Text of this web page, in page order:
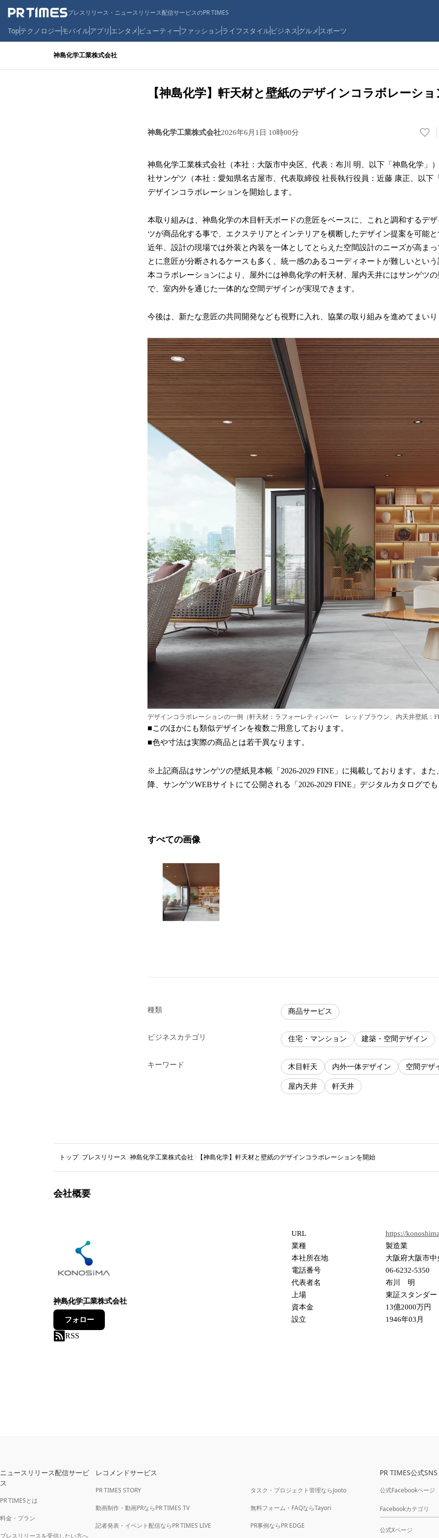
プレスリリース・ニュースリリース配信サービスのPR TIMES
Topテクノロジーモバイルアプリ エンタメ ビューティーファッションライフスタイルビジネス グルメ スポーツ
神島化学工業株式会社
【神島化学】軒天材と壁紙のデザインコラボレーシ
神島化学工業株式会社2026年6月1日 10時00分
い
！
数
込
み
中
で
す
神島化学工業株式会社（本社：大阪市中央区、代表：布川 明、以下「神島化学」
社サンゲツ（本社：愛知県名古屋市、代表取締役 社⻑執⾏役員：近藤 康正、以下
デザインコラボレーションを開始します。
本取り組みは、神島化学の木目軒天ボードの意匠をベースに、これと調和するデ
ツが商品化する事で、エクステリアとインテリアを横断したデザイン提案を可能と
近年、設計の現場では外装と内装を一体としてとらえた空間設計のニーズが高ま
とに意匠が分断されるケースも多く、統一感のあるコーディネートが難しいという
本コラボレーションにより、屋外には神島化学の軒天材、屋内天井にはサンゲツ
で、室内外を通じた一体的な空間デザインが実現できます。
今後は、新たな意匠の共同開発なども視野に入れ、協業の取り組みを進めてまいり
デザインコラボレーションの一例（軒天材：ラフォーレティンバー レッドブラウン、内天井壁紙：
■このほかにも類似デザインを複数ご用意しております。
■色や寸法は実際の商品とは若干異なります。
※上記商品はサンゲツの壁紙見本帳「2026-2029 FINE」に掲載しております。また
降、サンゲツWEBサイトにて公開される「2026-2029 FINE」デジタルカタログでも
すべての画像
種類 商品サービス
ビジネスカテゴリ 住宅・マンション 建築・空間デザイン
キーワード 木目軒天 内外一体デザイン 空間デザ
屋内天井 軒天井
トップ プレスリリース 神島化学工業株式会社 【神島化学】軒天材と壁紙のデザインコラボレーションを開始
会社概要
神島化学工業株式会社
2フォロワー
フォロー
RSS
URL
https://
業種
製造業
本社所在地
大阪府大阪市中
電話番号
06-6232-5350
代表者名
布川 明
上場
東証スタンダー
資本金
13億2000万円
設立
1946年03月
ニュースリリース配信サービ
ス
PR TIMESとは
料金・プラン
プレスリリースを受信したい方へ
レコメンドサービス
PR TIMES STORY
動画制作・動画PRならPR TIMES TV
記者発表・イベント配信ならPR TIMES LIVE
タスク・プロジェクト管理ならJooto
無料フォーム・FAQならTayori
PR事例ならPR EDGE
PR TIMES公式SNS
公式Facebookページ
Facebookカテゴリ
公式Xページ